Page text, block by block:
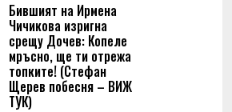
Бившият на Ирмена
Чичикова изригна
срещу Дочев: Копеле
мръсно, ще ти отрежа
топките! (Стефан
Щерев побесня – ВИЖ
ТУК)